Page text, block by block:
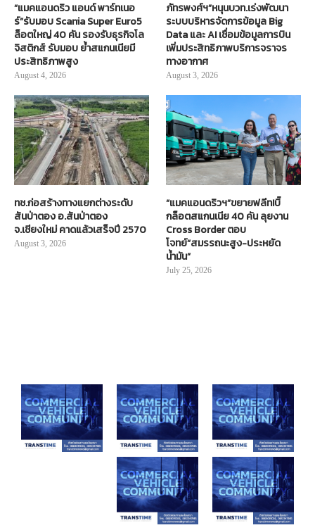
“แมคแอนดริว แอนด์ พาร์ทเนอ
ร์”รับมอบ Scania Super Euro5
ล็อตใหญ่ 40 คัน รองรับธุรกิจโล
จิสติกส์ รับมอบ ย้ำสแกนเนียมี
ประสิทธิภาพสูง
August 4, 2026
ภัทรพงศ์ฯ”หนุนบวท.เร่งพัฒนา
ระบบบริหารจัดการข้อมูล Big
Data และ AI เชื่อมข้อมูลการบิน
เพิ่มประสิทธิภาพบริการจราจร
ทางอากาศ
August 3, 2026
ทช.ก่อสร้างทางแยกต่างระดับ
สันป่าตอง อ.สันป่าตอง
จ.เชียงใหม่ คาดแล้วเสร็จปี 2570
August 3, 2026
“แมคแอนดริวฯ”ขยายฟลีท!บิ๊
กล็อตสแกนเนีย 40 คัน ลุยงาน
Cross Border ตอบ
โจทย์“สมรรถนะสูง-ประหยัด
น้ำมัน”
July 25, 2026